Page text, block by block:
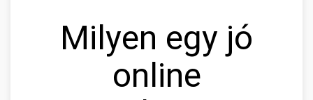
Milyen egy jó
online